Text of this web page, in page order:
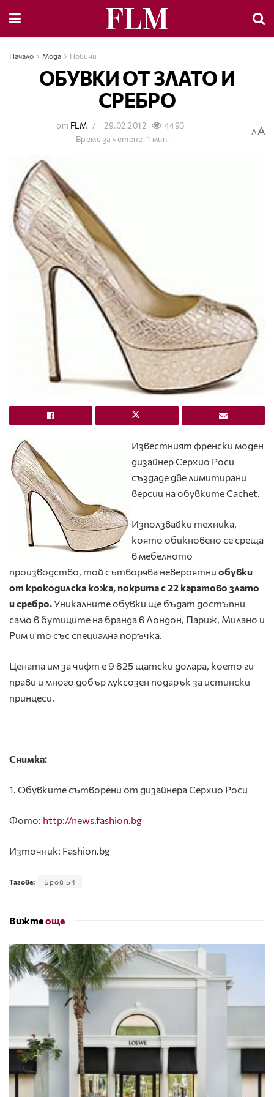
Начало Мода Новини
ОБУВКИ ОТ ЗЛАТО И
СРЕБРО
от FLM 29.02.2012
4493
Време за четене: 1 мин.
AA
Известният френски моден
дизайнер Серхио Роси
създаде две лимитирани
версии на обувките Cachet.
Използвайки техника,
която обикновено се среща
в мебелното
производство, той сътворява невероятни обувки
от крокодилска кожа, покрита с 22 каратово злато
и сребро.Уникалните обувки ще бъдат достъпни
само в бутиците на бранда в Лондон, Париж, Милано и
Рим и то със специална поръчка.
Цената им за чифт е 9 825 щатски долара, което ги
прави и много добър луксозен подарък за истински
принцеси.
Снимка:
1. Обувките сътворени от дизайнера Серхио Роси
Фото: http://news.fashion.bg
Източник: Fashion.bg
Тагове: Брой 54
Вижтеоще